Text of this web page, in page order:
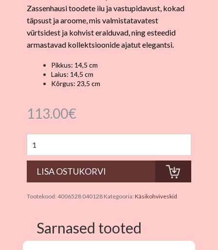
Zassenhausi toodete ilu ja vastupidavust, kokad
täpsust ja aroome, mis valmistatavatest
vürtsidest ja kohvist eralduvad, ning esteedid
armastavad kollektsioonide ajatut elegantsi.
Pikkus: 14,5 cm
Laius: 14,5 cm
Kõrgus: 23,5 cm
113.00€
Tootekood: 4006528 040128 Kategooria: Käsikohviveskid
Sarnased tooted